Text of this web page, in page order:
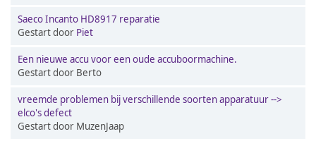
Saeco Incanto HD8917 reparatie
Gestart door Piet
Een nieuwe accu voor een oude accuboormachine.
Gestart door Berto
vreemde problemen bij verschillende soorten apparatuur -->
elco's defect
Gestart door MuzenJaap